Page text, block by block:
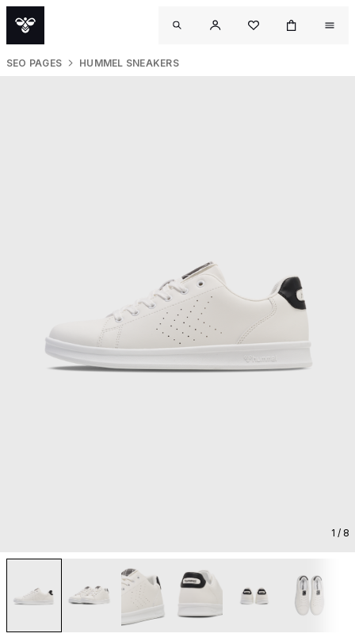
SEO PAGES HUMMEL SNEAKERS
1 / 8